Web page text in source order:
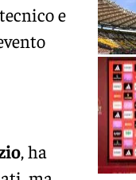
e
, ha